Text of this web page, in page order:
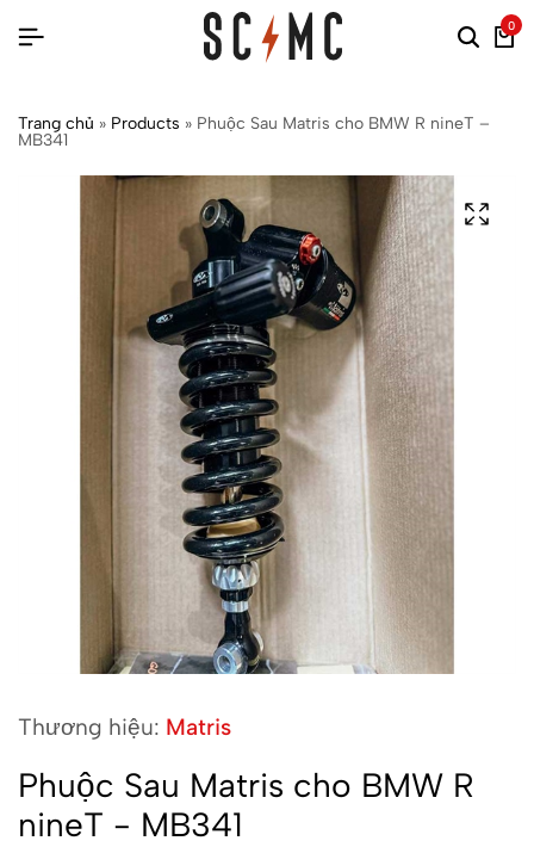
0
Trang chủ » Products » Phuộc Sau Matris cho BMW R nineT –
MB341
Thương hiệu: Matris
Phuộc Sau Matris cho BMW R
nineT - MB341